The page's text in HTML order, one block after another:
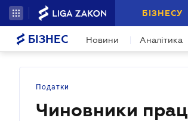
БІЗНЕСУ
БІЗНЕС Новини Аналітика
Податки
Чиновники